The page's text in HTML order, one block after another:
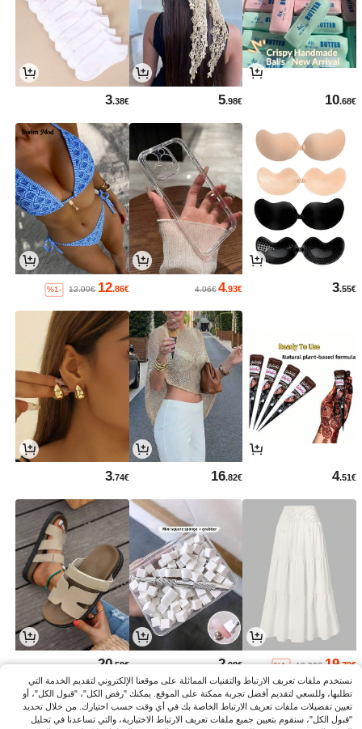
10.68€
5.98€
3.38€
3.55€
4.93€
4.96€
12.86€
12.99€
%1-
4.51€
16.82€
3.74€
19.79€
19.99€
%1-
2.98€
20.58€
نستخدم ملفات تعريف الارتباط والتقنيات المماثلة على موقعنا الإلكتروني لتقديم الخدمة التي
تطلبها، وللسعي لتقديم أفضل تجربة ممكنة على الموقع. يمكنك "رفض الكل"، "قبول الكل"، أو
تعيين تفضيلات ملفات تعريف الارتباط الخاصة بك في أي وقت حسب اختيارك. من خلال تحديد
"قبول الكل"، سنقوم بتعيين جميع ملفات تعريف الارتباط الاختيارية، والتي تساعدنا في تحليل